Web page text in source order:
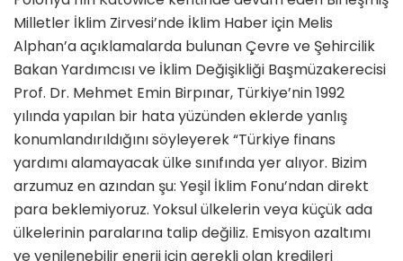
Milletler İklim Zirvesi’nde İklim Haber için Melis
Alphan’a açıklamalarda bulunan Çevre ve Şehircilik
Bakan Yardımcısı ve İklim Değişikliği Başmüzakerecisi
Prof. Dr. Mehmet Emin Birpınar, Türkiye’nin 1992
yılında yapılan bir hata yüzünden eklerde yanlış
konumlandırıldığını söyleyerek “Türkiye finans
yardımı alamayacak ülke sınıfında yer alıyor. Bizim
arzumuz en azından şu: Yeşil İklim Fonu’ndan direkt
para beklemiyoruz. Yoksul ülkelerin veya küçük ada
ülkelerinin paralarına talip değiliz. Emisyon azaltımı
ve yenilenebilir enerji için gerekli olan kredileri